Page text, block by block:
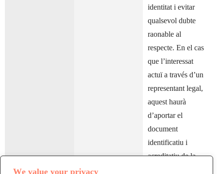
We value your privacy
identitat i evitar
qualsevol dubte
raonable al
respecte. En el cas
que l’interessat
actuï a través d’un
representant legal,
aquest haurà
d’aportar el
document
identificatiu i
acreditatiu de la